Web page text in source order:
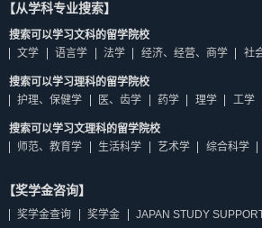
【从学科专业搜索】
搜索可以学习文科的留学院校
文学
语言学 法学 经济、经营、商学 社
搜索可以学习理科的留学院校
护理、保健学
医、齿学 药学 理学 工学
搜索可以学习文理科的留学院校
师范、教育学
生活科学 艺术学 综合科学
【奖学金咨询】
奖学金查询 奖学金 JAPAN STUDY